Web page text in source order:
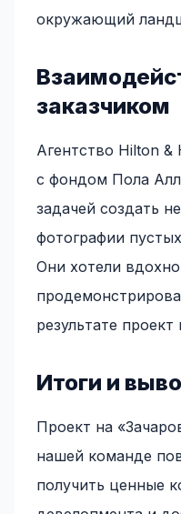
окружающий
заказчиком
Агентство Hilton
с фондом Пола
задачей создать
фотографии
Они хотели
результате
Итоги и
Проект на
нашей команде
получить ценные